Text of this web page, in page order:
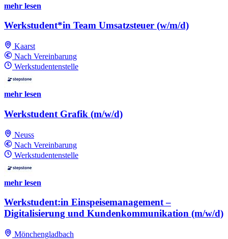
mehr lesen
Werkstudent*in Team Umsatzsteuer (w/m/d)
Kaarst
Nach Vereinbarung
Werkstudentenstelle
mehr lesen
Werkstudent Grafik (m/w/d)
Neuss
Nach Vereinbarung
Werkstudentenstelle
mehr lesen
Werkstudent:in Einspeisemanagement –
Digitalisierung und Kundenkommunikation (m/w/d)
Mönchengladbach